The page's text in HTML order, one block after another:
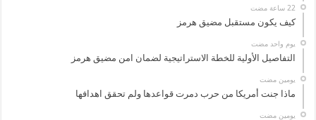
كيف يكون مستقبل مضيق هرمز
‏يوم واحد مضت
التفاصيل الأولية للخطة الاستراتيجية لضمان امن مضيق هرمز
‏يومين مضت
ماذا جنت أمريكا من حرب دمرت قواعدها ولم تحقق اهدافها
‏يومين مضت